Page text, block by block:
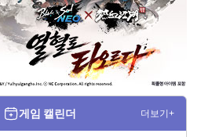
게임 캘린더 더보기+